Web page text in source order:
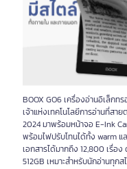
BOOX GO6 เครื่องอ่านอิเล็ก
เจ้าแห่งเทคโนโลยีการอ่านที่ส
2024 มาพร้อมหน้าจอ E-Ink
พร้อมไฟปรับโทนได้ทั้ง warm แ
เอกสารได้มากถึง 12,800 เรื่อ
512GB เหมาะสำหรับนักอ่านทุก